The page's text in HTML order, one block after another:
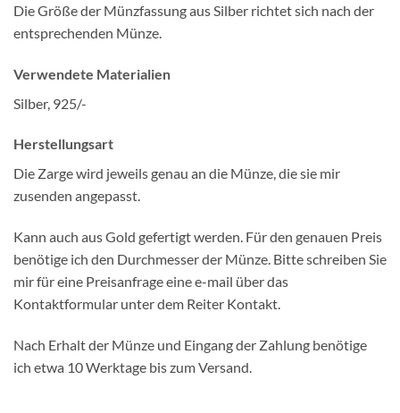
Die Größe der Münzfassung aus Silber richtet sich nach der
entsprechenden Münze.
Verwendete Materialien
Silber, 925/-
Herstellungsart
Die Zarge wird jeweils genau an die Münze, die sie mir
zusenden angepasst.
Kann auch aus Gold gefertigt werden. Für den genauen Preis
benötige ich den Durchmesser der Münze. Bitte schreiben Sie
mir für eine Preisanfrage eine e-mail über das
Kontaktformular unter dem Reiter Kontakt.
Nach Erhalt der Münze und Eingang der Zahlung benötige
ich etwa 10 Werktage bis zum Versand.